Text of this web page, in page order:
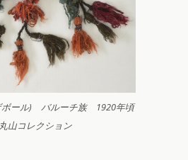
ール) バルーチ族 1920年頃
山コレクション